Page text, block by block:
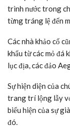
trình nước trong
từng tráng lệ đến
Các nhà khảo cổ
khẩu từ các mỏ đá
lục địa, các đảo
Sự hiện diện của
trang trí lộng lẫy
biểu hiện của sự
đó.